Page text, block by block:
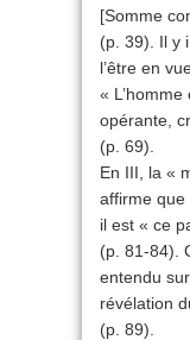
[Somme
(p. 39). Il y
l’être en
«
opérante,
(p. 69).
En III, la «
affirme que
il est « ce
(p. 81-84).
entendu
révélation
(p. 89).